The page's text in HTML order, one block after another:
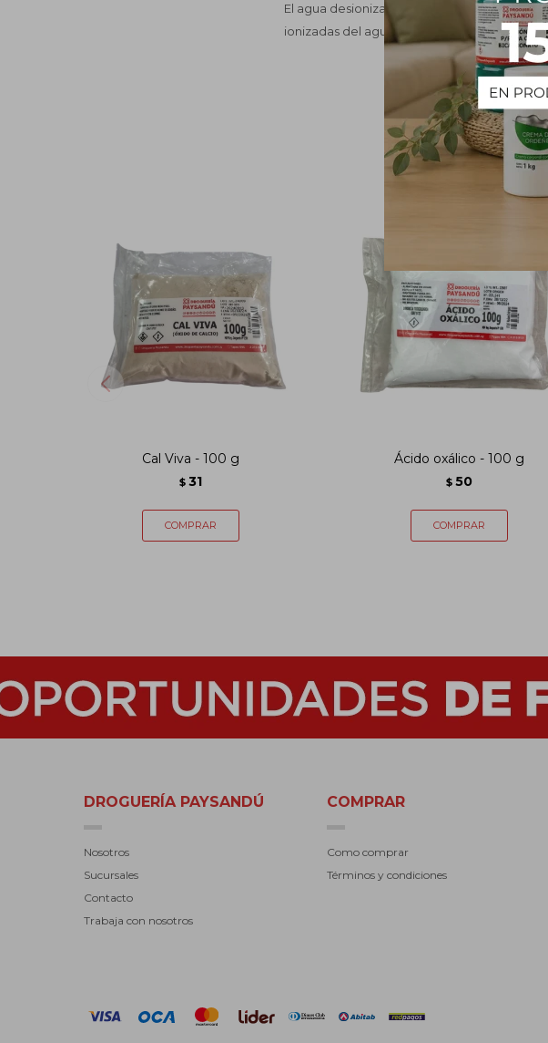
El agua desionizada se obtiene mediante
ionizadas del agua.
PRODUCTOS
Cal Viva - 100 g
$ 31
Ácido oxálico - 100 g
$ 50
DROGUERÍA PAYSANDÚ
Nosotros
Sucursales
Contacto
Trabaja con nosotros
COMPRAR
Como comprar
Términos y condiciones